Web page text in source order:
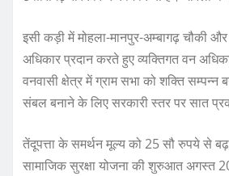
इसी कड़ी में मोहला-मानपुर-अम्बागढ़ चौकी
अधिकार प्रदान करते हुए व्यक्तिगत वन
वनवासी क्षेत्र में ग्राम सभा को शक्ति
संबल बनाने के लिए सरकारी स्तर पर सात
तेंदूपत्ता के समर्थन मूल्य को 25 सौ रुपये से
सामाजिक सुरक्षा योजना की शुरुआत अगस्त